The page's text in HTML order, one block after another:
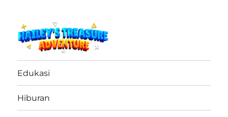
haileystreasureadventure.net
Edukasi
Hiburan